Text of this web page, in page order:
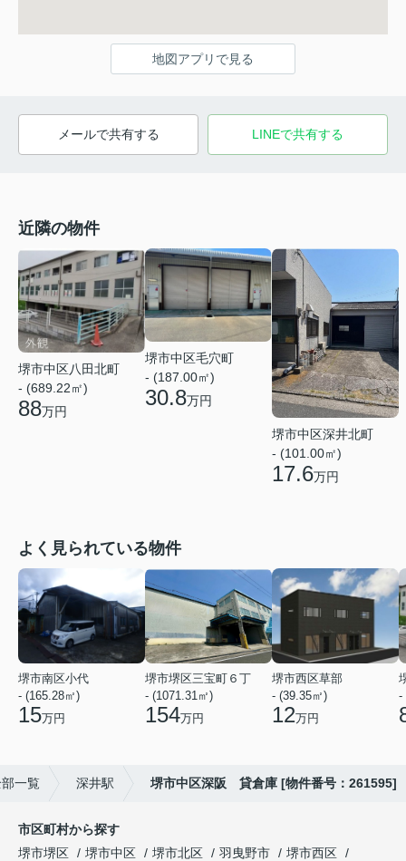
地図アプリで見る
メールで共有する LINEで共有する
近隣の物件
堺市中区八田北町
- (689.22㎡)
88万円
堺市中区毛穴町
- (187.00㎡)
30.8万円
堺市中区深井北町
- (101.00㎡)
17.6万円
よく見られている物件
堺市南区小代
- (165.28㎡)
15万円
堺市堺区三宝町６丁
- (1071.31㎡)
154万円
堺市西区草部
- (39.35㎡)
12万円
-
一覧 深井駅 堺市中区深阪 貸倉庫 [物件番号：261595]
市区町村から探す
堺市堺区
堺市中区 堺市北区 羽曳野市
堺市西区